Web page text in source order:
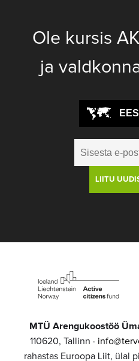
Ole kursis
ja
MTÜ Arengukoostöö
110620, Tallinn ·
rahastas Euroopa Liit, ülal